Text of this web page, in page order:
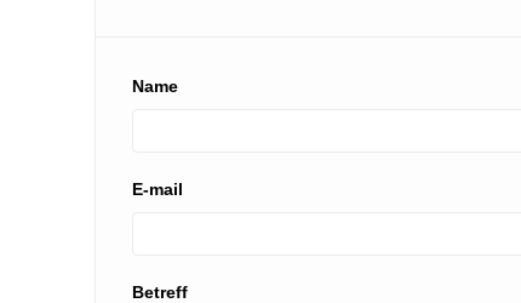
Name
E-mail
Betreff